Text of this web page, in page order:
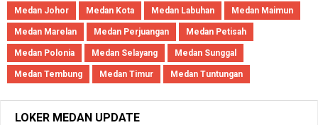
Medan Johor Medan Kota Medan Labuhan Medan Maimun
Medan Marelan Medan Perjuangan Medan Petisah
Medan Polonia Medan Selayang Medan Sunggal
Medan Tembung Medan Timur Medan Tuntungan
LOKER MEDAN UPDATE